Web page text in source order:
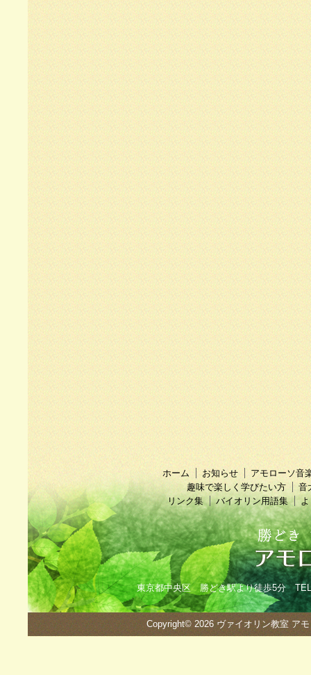
ホーム お知らせ
アモローソ音
趣味で楽しく学びたい方
音
リンク集
バイオリン用語集
東京都中央区 勝どき駅より徒歩5分
Copyright© 2026 ヴァイオリン教室 ア